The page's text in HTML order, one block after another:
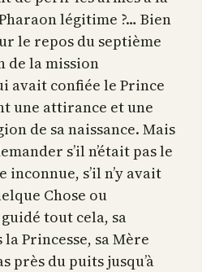
légitime ?… Bien
le repos du septième
de la mission
avait confiée le Prince
une attirance et une
de sa naissance. Mais
s’il n’était pas le
inconnue, s’il n’y avait
Chose ou
tout cela, sa
Princesse, sa Mère
près du puits jusqu’à